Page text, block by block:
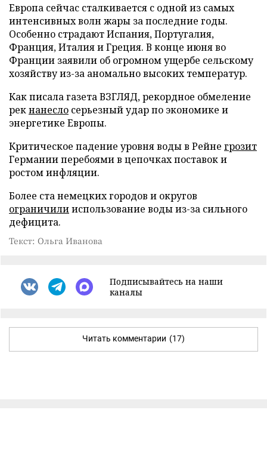
Европа сейчас сталкивается с одной из самых
интенсивных волн жары за последние годы.
Особенно страдают Испания, Португалия,
Франция, Италия и Греция. В конце июня во
Франции заявили об огромном ущербе сельскому
хозяйству из-за аномально высоких температур.
Как писала газета ВЗГЛЯД, рекордное обмеление
рекнанесло серьезный удар по экономике и
энергетике Европы.
Критическое падение уровня воды в Рейне грозит
Германии перебоями в цепочках поставок и
ростом инфляции.
Более ста немецких городов и округов
ограничилииспользование воды из-за сильного
дефицита.
Текст: Ольга Иванова
Подписывайтесь на наши
каналы
Читать комментарии (17)